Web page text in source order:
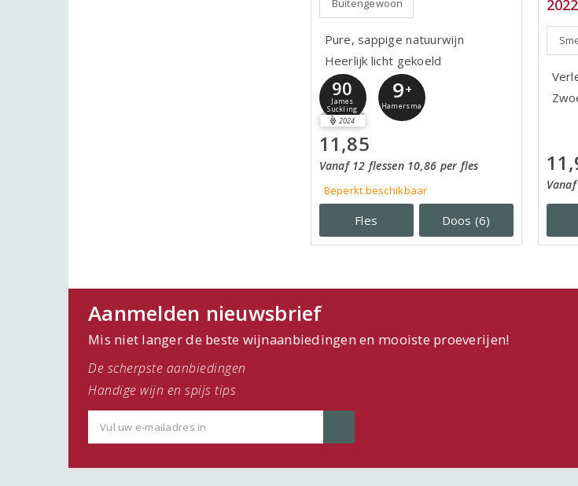
Buitengewoon
Pure, sappige natuurwijn
Heerlijk licht gekoeld
90
James
Suckling
2024
9+
Hamersma
11,85
Vanaf 12 flessen 10,86 per fles
Beperkt beschikbaar
Fles Doos (6)
2022
Aanmelden nieuwsbrief
Mis niet langer de beste wijnaanbiedingen en mooiste proeverijen!
De scherpste aanbiedingen
Handige wijn en spijs tips